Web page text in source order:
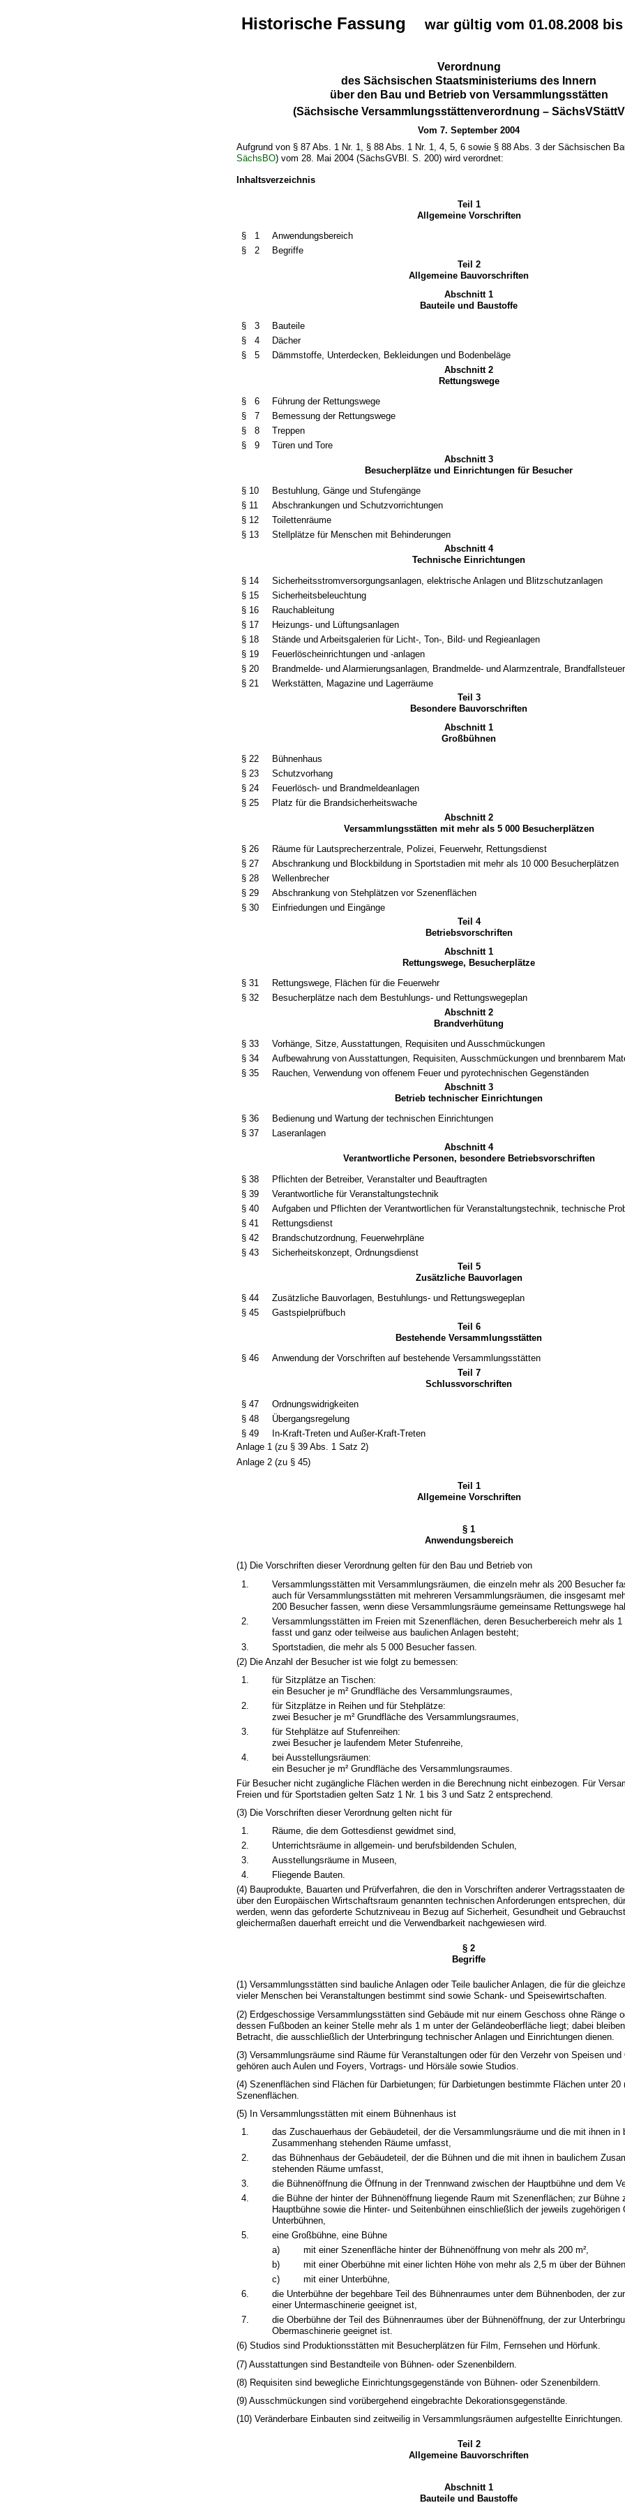
Historische Fassung war gültig vom 01.08.2008 bis
Verordnung
des Sächsischen Staatsministeriums des Innern
über den Bau und Betrieb von Versammlungsstätten
(Sächsische Versammlungsstättenverordnung –
Vom 7. September 2004
Aufgrund von § 87 Abs. 1 Nr. 1, § 88 Abs. 1 Nr. 1, 4, 5, 6 sowie § 88 Abs. 3 der Sächsischen
SächsBO) vom 28. Mai 2004 (SächsGVBl. S. 200) wird verordnet:
Inhaltsverzeichnis
Teil 1
Allgemeine Vorschriften
§ 1
Anwendungsbereich
§ 2
Begriffe
Teil 2
Allgemeine Bauvorschriften
Abschnitt 1
Bauteile und Baustoffe
§ 3
Bauteile
§ 4
Dächer
§ 5
Dämmstoffe, Unterdecken, Bekleidungen und Bodenbeläge
Abschnitt 2
Rettungswege
§ 6
Führung der Rettungswege
§ 7
Bemessung der Rettungswege
§ 8
Treppen
§ 9
Türen und Tore
Abschnitt 3
Besucherplätze und Einrichtungen für Besucher
§ 10
Bestuhlung, Gänge und Stufengänge
§ 11
Abschrankungen und Schutzvorrichtungen
§ 12
Toilettenräume
§ 13
Stellplätze für Menschen mit Behinderungen
Abschnitt 4
Technische Einrichtungen
§ 14
Sicherheitsstromversorgungsanlagen, elektrische Anlagen und Blitzschutzanlagen
§ 15
Sicherheitsbeleuchtung
§ 16
Rauchableitung
§ 17
Heizungs- und Lüftungsanlagen
§ 18
Stände und Arbeitsgalerien für Licht-, Ton-, Bild- und Regieanlagen
§ 19
Feuerlöscheinrichtungen und -anlagen
§ 20
Brandmelde- und Alarmierungsanlagen, Brandmelde- und Alarmzentrale,
§ 21
Werkstätten, Magazine und Lagerräume
Teil 3
Besondere Bauvorschriften
Abschnitt 1
Großbühnen
§ 22
Bühnenhaus
§ 23
Schutzvorhang
§ 24
Feuerlösch- und Brandmeldeanlagen
§ 25
Platz für die Brandsicherheitswache
Abschnitt 2
Versammlungsstätten mit mehr als 5 000 Besucherplätzen
§ 26
Räume für Lautsprecherzentrale, Polizei, Feuerwehr, Rettungsdienst
§ 27
Abschrankung und Blockbildung in Sportstadien mit mehr als 10 000 Besucherplätzen
§ 28
Wellenbrecher
§ 29
Abschrankung von Stehplätzen vor Szenenflächen
§ 30
Einfriedungen und Eingänge
Teil 4
Betriebsvorschriften
Abschnitt 1
Rettungswege, Besucherplätze
§ 31
Rettungswege, Flächen für die Feuerwehr
§ 32
Besucherplätze nach dem Bestuhlungs- und Rettungswegeplan
Abschnitt 2
Brandverhütung
§ 33
Vorhänge, Sitze, Ausstattungen, Requisiten und Ausschmückungen
§ 34
Aufbewahrung von Ausstattungen, Requisiten, Ausschmückungen und brennbarem
§ 35
Rauchen, Verwendung von offenem Feuer und pyrotechnischen Gegenständen
Abschnitt 3
Betrieb technischer Einrichtungen
§ 36
Bedienung und Wartung der technischen Einrichtungen
§ 37
Laseranlagen
Abschnitt 4
Verantwortliche Personen, besondere Betriebsvorschriften
§ 38
Pflichten der Betreiber, Veranstalter und Beauftragten
§ 39
Verantwortliche für Veranstaltungstechnik
§ 40
Aufgaben und Pflichten der Verantwortlichen für Veranstaltungstechnik, technische
§ 41
Rettungsdienst
§ 42
Brandschutzordnung, Feuerwehrpläne
§ 43
Sicherheitskonzept, Ordnungsdienst
Teil 5
Zusätzliche Bauvorlagen
§ 44
Zusätzliche Bauvorlagen, Bestuhlungs- und Rettungswegeplan
§ 45
Gastspielprüfbuch
Teil 6
Bestehende Versammlungsstätten
§ 46
Anwendung der Vorschriften auf bestehende Versammlungsstätten
Teil 7
Schlussvorschriften
§ 47
Ordnungswidrigkeiten
§ 48
Übergangsregelung
§ 49
In-Kraft-Treten und Außer-Kraft-Treten
Anlage 1 (zu § 39 Abs. 1 Satz 2)
Anlage 2 (zu § 45)
Teil 1
Allgemeine Vorschriften
§ 1
Anwendungsbereich
(1) Die Vorschriften dieser Verordnung gelten für den Bau und Betrieb von
1.
Versammlungsstätten mit Versammlungsräumen, die einzeln mehr als 200 Besucher
auch für Versammlungsstätten mit mehreren Versammlungsräumen, die insgesamt
200 Besucher fassen, wenn diese Versammlungsräume gemeinsame Rettungswege
2.
Versammlungsstätten im Freien mit Szenenflächen, deren Besucherbereich mehr als
fasst und ganz oder teilweise aus baulichen Anlagen besteht;
3.
Sportstadien, die mehr als 5 000 Besucher fassen.
(2) Die Anzahl der Besucher ist wie folgt zu bemessen:
1.
für Sitzplätze an Tischen:
ein Besucher je m² Grundfläche des Versammlungsraumes,
2.
für Sitzplätze in Reihen und für Stehplätze:
zwei Besucher je m² Grundfläche des Versammlungsraumes,
3.
für Stehplätze auf Stufenreihen:
zwei Besucher je laufendem Meter Stufenreihe,
4.
bei Ausstellungsräumen:
ein Besucher je m² Grundfläche des Versammlungsraumes.
Für Besucher nicht zugängliche Flächen werden in die Berechnung nicht einbezogen. Für
Freien und für Sportstadien gelten Satz 1 Nr. 1 bis 3 und Satz 2 entsprechend.
(3) Die Vorschriften dieser Verordnung gelten nicht für
1.
Räume, die dem Gottesdienst gewidmet sind,
2.
Unterrichtsräume in allgemein- und berufsbildenden Schulen,
3.
Ausstellungsräume in Museen,
4.
Fliegende Bauten.
(4) Bauprodukte, Bauarten und Prüfverfahren, die den in Vorschriften anderer Vertragsstaaten
über den Europäischen Wirtschaftsraum genannten technischen Anforderungen entsprechen,
werden, wenn das geforderte Schutzniveau in Bezug auf Sicherheit, Gesundheit und
gleichermaßen dauerhaft erreicht und die Verwendbarkeit nachgewiesen wird.
§ 2
Begriffe
(1) Versammlungsstätten sind bauliche Anlagen oder Teile baulicher Anlagen, die für die
vieler Menschen bei Veranstaltungen bestimmt sind sowie Schank- und Speisewirtschaften.
(2) Erdgeschossige Versammlungsstätten sind Gebäude mit nur einem Geschoss ohne Ränge
dessen Fußboden an keiner Stelle mehr als 1 m unter der Geländeoberfläche liegt; dabei
Betracht, die ausschließlich der Unterbringung technischer Anlagen und Einrichtungen dienen.
(3) Versammlungsräume sind Räume für Veranstaltungen oder für den Verzehr von Speisen
gehören auch Aulen und Foyers, Vortrags- und Hörsäle sowie Studios.
(4) Szenenflächen sind Flächen für Darbietungen; für Darbietungen bestimmte Flächen unter 20
Szenenflächen.
(5) In Versammlungsstätten mit einem Bühnenhaus ist
1.
das Zuschauerhaus der Gebäudeteil, der die Versammlungsräume und die mit ihnen in
Zusammenhang stehenden Räume umfasst,
2.
das Bühnenhaus der Gebäudeteil, der die Bühnen und die mit ihnen in baulichem
stehenden Räume umfasst,
3.
die Bühnenöffnung die Öffnung in der Trennwand zwischen der Hauptbühne und dem
4.
die Bühne der hinter der Bühnenöffnung liegende Raum mit Szenenflächen; zur Bühne
Hauptbühne sowie die Hinter- und Seitenbühnen einschließlich der jeweils zugehörigen
Unterbühnen,
5.
eine Großbühne, eine Bühne
a)
mit einer Szenenfläche hinter der Bühnenöffnung von mehr als 200 m²,
b)
mit einer Oberbühne mit einer lichten Höhe von mehr als 2,5 m über der
c)
mit einer Unterbühne,
6.
die Unterbühne der begehbare Teil des Bühnenraumes unter dem Bühnenboden, der
einer Untermaschinerie geeignet ist,
7.
die Oberbühne der Teil des Bühnenraumes über der Bühnenöffnung, der zur
Obermaschinerie geeignet ist.
(6) Studios sind Produktionsstätten mit Besucherplätzen für Film, Fernsehen und Hörfunk.
(7) Ausstattungen sind Bestandteile von Bühnen- oder Szenenbildern.
(8) Requisiten sind bewegliche Einrichtungsgegenstände von Bühnen- oder Szenenbildern.
(9) Ausschmückungen sind vorübergehend eingebrachte Dekorationsgegenstände.
(10) Veränderbare Einbauten sind zeitweilig in Versammlungsräumen aufgestellte Einrichtungen.
Teil 2
Allgemeine Bauvorschriften
Abschnitt 1
Bauteile und Baustoffe